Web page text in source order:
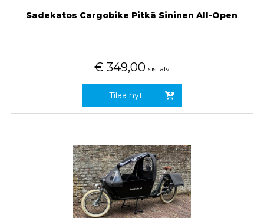
Sadekatos Cargobike Pitkä Sininen All-Open
€ 349,00 sis. alv
Tilaa nyt